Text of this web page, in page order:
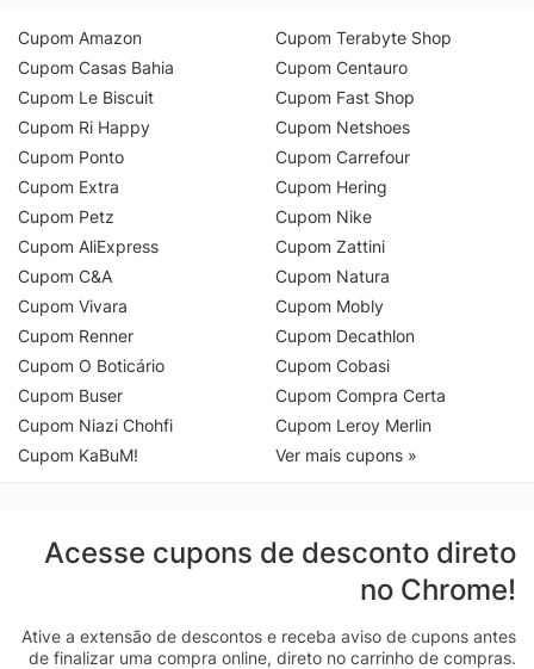
Cupom Amazon
Cupom Casas Bahia
Cupom Le Biscuit
Cupom Ri Happy
Cupom Ponto
Cupom Extra
Cupom Petz
Cupom AliExpress
Cupom C&A
Cupom Vivara
Cupom Renner
Cupom O Boticário
Cupom Buser
Cupom Niazi Chohfi
Cupom KaBuM!
Cupom Terabyte Shop
Cupom Centauro
Cupom Fast Shop
Cupom Netshoes
Cupom Carrefour
Cupom Hering
Cupom Nike
Cupom Zattini
Cupom Natura
Cupom Mobly
Cupom Decathlon
Cupom Cobasi
Cupom Compra Certa
Cupom Leroy Merlin
Ver mais cupons »
Acesse cupons de desconto direto
no Chrome!
Ative a extensão de descontos e receba aviso de cupons antes
de finalizar uma compra online, direto no carrinho de compras.